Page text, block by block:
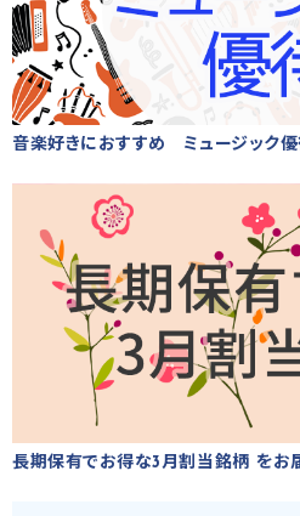
音楽好きにおすすめ ミュージック
長期保有でお得な3月割当銘柄 をお